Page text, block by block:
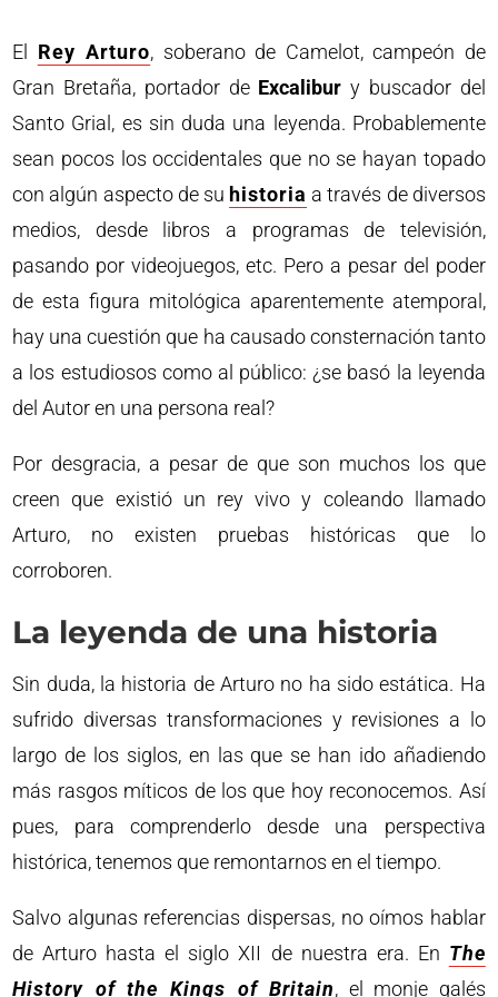
El Rey Arturo, soberano de Camelot, campeón de
Gran Bretaña, portador de Excalibur y buscador del
Santo Grial, es sin duda una leyenda. Probablemente
sean pocos los occidentales que no se hayan topado
con algún aspecto de su historia a través de diversos
medios, desde libros a programas de televisión,
pasando por videojuegos, etc. Pero a pesar del poder
de esta figura mitológica aparentemente atemporal,
hay una cuestión que ha causado consternación tanto
a los estudiosos como al público: ¿se basó la leyenda
del Autor en una persona real?
Por desgracia, a pesar de que son muchos los que
creen que existió un rey vivo y coleando llamado
Arturo, no existen pruebas históricas que lo
corroboren.
La leyenda de una historia
Sin duda, la historia de Arturo no ha sido estática. Ha
sufrido diversas transformaciones y revisiones a lo
largo de los siglos, en las que se han ido añadiendo
más rasgos míticos de los que hoy reconocemos. Así
pues, para comprenderlo desde una perspectiva
histórica, tenemos que remontarnos en el tiempo.
Salvo algunas referencias dispersas, no oímos hablar
de Arturo hasta el siglo XII de nuestra era. En The
History of the Kings of Britain, el monje galés